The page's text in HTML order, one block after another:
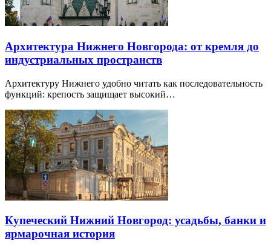
Архитектура Нижнего Новгорода: от кремля до
индустриальных пространств
Архитектуру Нижнего удобно читать как последовательность
функций: крепость защищает высокий…
Купеческий Нижний Новгород: усадьбы, банки и
ярмарочная история